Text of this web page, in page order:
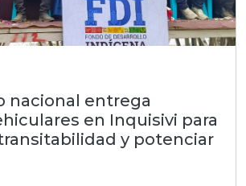
nacional entrega
en Inquisivi para
y potenciar